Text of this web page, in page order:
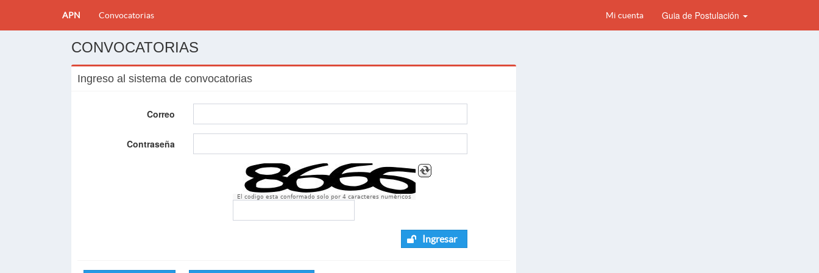
APN Convocatorias Mi cuenta Guia de Postulación
CONVOCATORIAS
Ingreso al sistema de convocatorias
Correo
Contraseña
El codigo esta conformado solo por 4 caracteres numèricos
Ingresar